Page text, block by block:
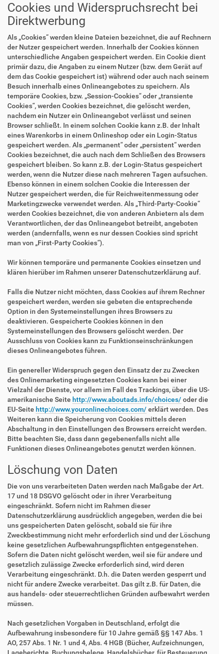
Cookies und Widerspruchsrecht bei
Direktwerbung
Als „Cookies“ werden kleine Dateien bezeichnet, die auf Rechnern
der Nutzer gespeichert werden. Innerhalb der Cookies können
unterschiedliche Angaben gespeichert werden. Ein Cookie dient
primär dazu, die Angaben zu einem Nutzer (bzw. dem Gerät auf
dem das Cookie gespeichert ist) während oder auch nach seinem
Besuch innerhalb eines Onlineangebotes zu speichern. Als
temporäre Cookies, bzw. „Session-Cookies“ oder „transiente
Cookies“, werden Cookies bezeichnet, die gelöscht werden,
nachdem ein Nutzer ein Onlineangebot verlässt und seinen
Browser schließt. In einem solchen Cookie kann z.B. der Inhalt
eines Warenkorbs in einem Onlineshop oder ein Login-Status
gespeichert werden. Als „permanent“ oder „persistent“ werden
Cookies bezeichnet, die auch nach dem Schließen des Browsers
gespeichert bleiben. So kann z.B. der Login-Status gespeichert
werden, wenn die Nutzer diese nach mehreren Tagen aufsuchen.
Ebenso können in einem solchen Cookie die Interessen der
Nutzer gespeichert werden, die für Reichweitenmessung oder
Marketingzwecke verwendet werden. Als „Third-Party-Cookie“
werden Cookies bezeichnet, die von anderen Anbietern als dem
Verantwortlichen, der das Onlineangebot betreibt, angeboten
werden (andernfalls, wenn es nur dessen Cookies sind spricht
man von „First-Party Cookies“).
Wir können temporäre und permanente Cookies einsetzen und
klären hierüber im Rahmen unserer Datenschutzerklärung auf.
Falls die Nutzer nicht möchten, dass Cookies auf ihrem Rechner
gespeichert werden, werden sie gebeten die entsprechende
Option in den Systemeinstellungen ihres Browsers zu
deaktivieren. Gespeicherte Cookies können in den
Systemeinstellungen des Browsers gelöscht werden. Der
Ausschluss von Cookies kann zu Funktionseinschränkungen
dieses Onlineangebotes führen.
Ein genereller Widerspruch gegen den Einsatz der zu Zwecken
des Onlinemarketing eingesetzten Cookies kann bei einer
Vielzahl der Dienste, vor allem im Fall des Trackings, über die US-
amerikanische Seite http://www.aboutads.info/choices/ oder die
EU-Seite http://www.youronlinechoices.com/ erklärt werden. Des
Weiteren kann die Speicherung von Cookies mittels deren
Abschaltung in den Einstellungen des Browsers erreicht werden.
Bitte beachten Sie, dass dann gegebenenfalls nicht alle
Funktionen dieses Onlineangebotes genutzt werden können.
Löschung von Daten
Die von uns verarbeiteten Daten werden nach Maßgabe der Art.
17 und 18 DSGVO gelöscht oder in ihrer Verarbeitung
eingeschränkt. Sofern nicht im Rahmen dieser
Datenschutzerklärung ausdrücklich angegeben, werden die bei
uns gespeicherten Daten gelöscht, sobald sie für ihre
Zweckbestimmung nicht mehr erforderlich sind und der Löschung
keine gesetzlichen Aufbewahrungspflichten entgegenstehen.
Sofern die Daten nicht gelöscht werden, weil sie für andere und
gesetzlich zulässige Zwecke erforderlich sind, wird deren
Verarbeitung eingeschränkt. D.h. die Daten werden gesperrt und
nicht für andere Zwecke verarbeitet. Das gilt z.B. für Daten, die
aus handels- oder steuerrechtlichen Gründen aufbewahrt werden
müssen.
Nach gesetzlichen Vorgaben in Deutschland, erfolgt die
Aufbewahrung insbesondere für 10 Jahre gemäß §§ 147 Abs. 1
AO, 257 Abs. 1 Nr. 1 und 4, Abs. 4 HGB (Bücher, Aufzeichnungen,